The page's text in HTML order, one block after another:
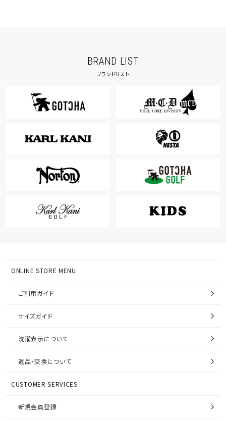
BRAND LIST
ブランドリスト
ONLINE STORE MENU
ご利用ガイド
サイズガイド
洗濯表示について
返品・交換について
CUSTOMER SERVICES
新規会員登録